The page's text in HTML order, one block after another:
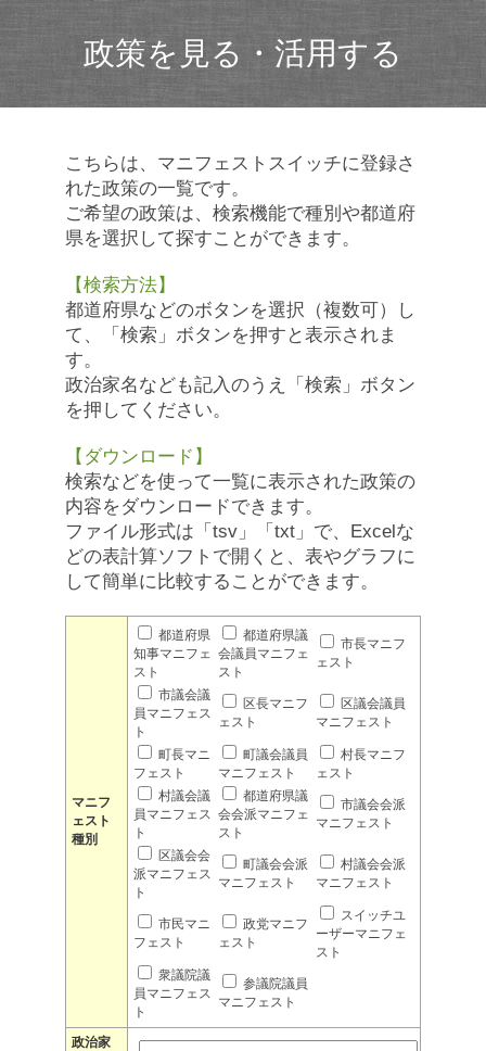
政策を見る・活用する
こちらは、マニフェストスイッチに登録さ
れた政策の一覧です。
ご希望の政策は、検索機能で種別や都道府
県を選択して探すことができます。
【検索方法】
都道府県などのボタンを選択（複数可）し
て、「検索」ボタンを押すと表示されま
す。
政治家名なども記入のうえ「検索」ボタン
を押してください。
【ダウンロード】
検索などを使って一覧に表示された政策の
内容をダウンロードできます。
ファイル形式は「tsv」「txt」で、Excelな
どの表計算ソフトで開くと、表やグラフに
して簡単に比較することができます。
マニフ
ェスト
種別
都道府県
知事マニフェ
スト
都道府県議
会議員マニフェ
スト
市長マニフ
ェスト
市議会議
員マニフェス
ト
区長マニフ
ェスト
区議会議員
マニフェスト
町長マニ
フェスト
町議会議員
マニフェスト
村長マニフ
ェスト
村議会議
員マニフェス
ト
都道府県議
会会派マニフェ
スト
市議会会派
マニフェスト
区議会会
派マニフェス
ト
町議会会派
マニフェスト
村議会会派
マニフェスト
市民マニ
フェスト
政党マニフ
ェスト
スイッチユ
ーザーマニフェ
スト
衆議院議
員マニフェス
ト
参議院議員
マニフェスト
政治家